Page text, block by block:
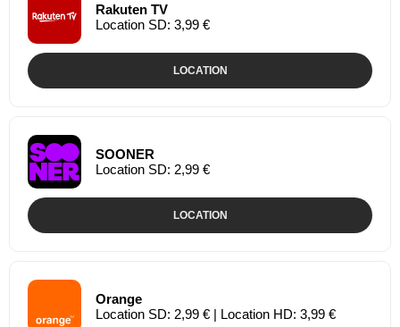
Rakuten TV
Location SD: 3,99 €
LOCATION
SOONER
Location SD: 2,99 €
LOCATION
Orange
Location SD: 2,99 € | Location HD: 3,99 €